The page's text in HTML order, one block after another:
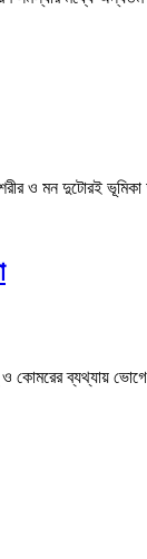
ও মন দুটোরই
ব্যথ্যায়